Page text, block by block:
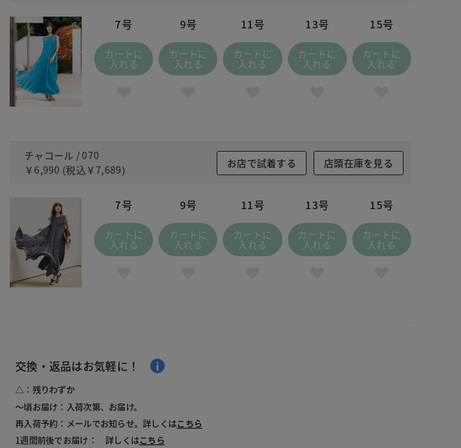
7号
カートに
入れる
9号
カートに
入れる
11号
カートに
入れる
13号
カートに
入れる
15号
カートに
入れる
チャコール / 070
￥6,990 (税込 ￥7,689)
お店で試着する 店頭在庫を見る
7号
カートに
入れる
9号
カートに
入れる
11号
カートに
入れる
13号
カートに
入れる
15号
カートに
入れる
交換・返品はお気軽に！
△：残りわずか
～頃お届け：入荷次第、お届け。
再入荷予約：メールでお知らせ。詳しくはこちら
1週間前後でお届け： 詳しくはこちら